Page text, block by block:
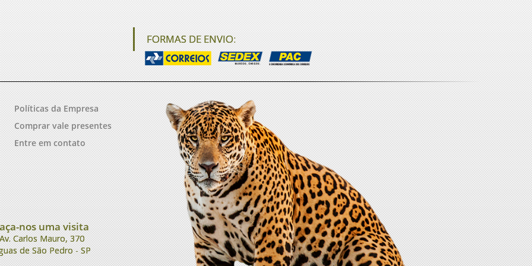
FORMAS DE ENVIO:
Políticas da Empresa
Comprar vale presentes
Entre em contato
nos uma visita
Carlos Mauro, 370
de São Pedro - SP